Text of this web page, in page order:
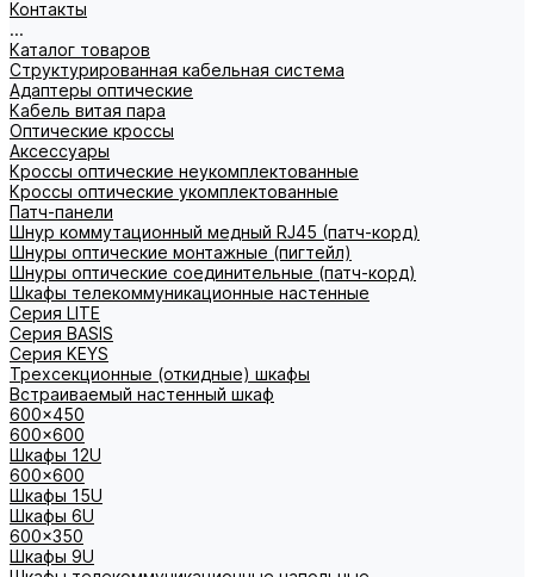
Контакты
...
Каталог товаров
Структурированная кабельная система
Адаптеры оптические
Кабель витая пара
Оптические кроссы
Аксессуары
Кроссы оптические неукомплектованные
Кроссы оптические укомплектованные
Патч-панели
Шнур коммутационный медный RJ45 (патч-корд)
Шнуры оптические монтажные (пигтейл)
Шнуры оптические соединительные (патч-корд)
Шкафы телекоммуникационные настенные
Cерия LITE
Cерия BASIS
Cерия KEYS
Трехсекционные (откидные) шкафы
Встраиваемый настенный шкаф
600x450
600x600
Шкафы 12U
600x600
Шкафы 15U
Шкафы 6U
600x350
Шкафы 9U